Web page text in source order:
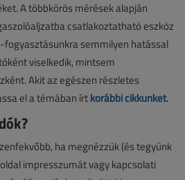
A többkörös mérések alapján
csatlakoztatható eszköz
semmilyen hatással
viselkedik, mintsem
Akit az egészen részletes
el a témában írtkorábbi cikkünket.
ha megnézzük (és tegyünk
impresszumát vagy kapcsolati